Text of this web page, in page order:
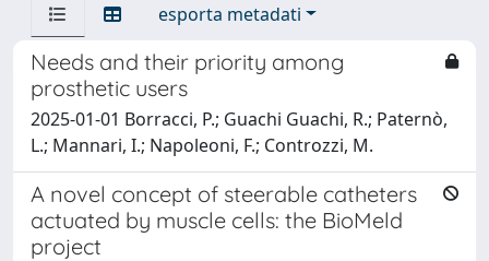
esporta metadati
Needs and their priority among
prosthetic users
2025-01-01 Borracci, P.; Guachi Guachi, R.; Paternò,
L.; Mannari, I.; Napoleoni, F.; Controzzi, M.
A novel concept of steerable catheters
actuated by muscle cells: the BioMeld
project